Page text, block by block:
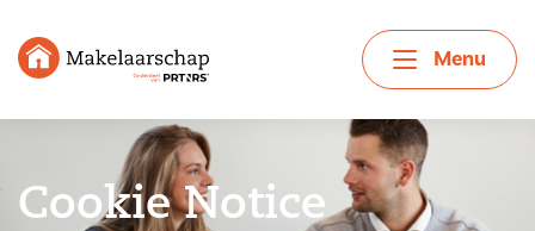
Menu
Cookie Notice